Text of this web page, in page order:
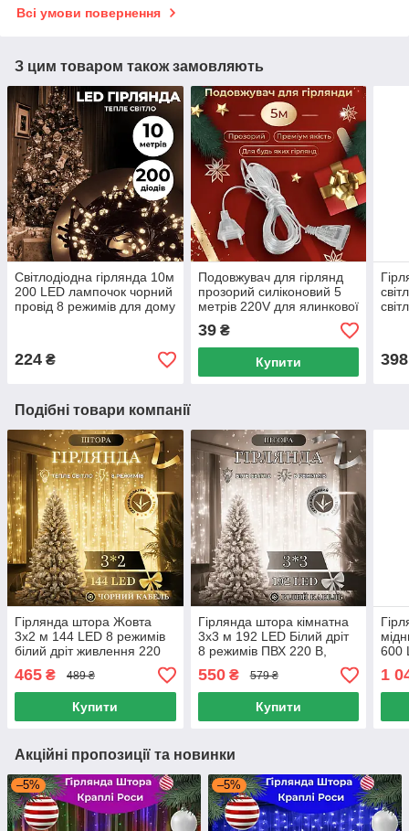
Всі умови повернення
З цим товаром також замовляють
Світлодіодна гірлянда 10м
200 LED лампочок чорний
провід 8 режимів для дому
224 ₴
Подовжувач для гірлянд
прозорий силіконовий 5
метрів 220V для ялинкової
новорічної світлодіодної
led гірлянди
39₴
Купити
Подібні товари компанії
Гірлянда штора Жовта
3х2 м 144 LED 8 режимів
білий дріт живлення 220
В, Гірлянда Штора 3х2 м
жовта 144 діоди
465 ₴ 489 ₴
Купити
Гірлянда штора кімнатна
3х3 м 192 LED Білий дріт
8 режимів ПВХ 220 В,
Біла 3х3 м
550₴ 579 ₴
Купити
600
1
Акційні пропозиції та новинки
–5% –5%